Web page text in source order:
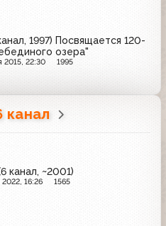
1997) Посвящается 120-
озера"
2015, 22:30 1995
канал
канал, ~2001)
2022, 16:26 1565